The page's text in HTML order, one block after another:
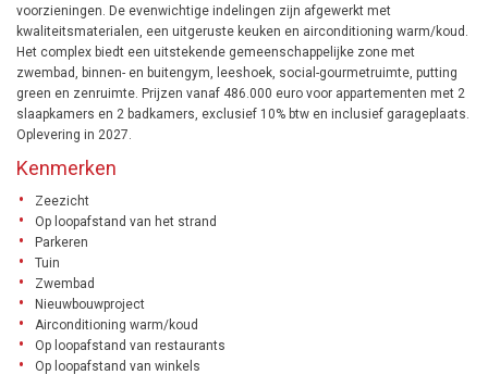
voorzieningen. De evenwichtige indelingen zijn afgewerkt met
kwaliteitsmaterialen, een uitgeruste keuken en airconditioning warm/koud.
Het complex biedt een uitstekende gemeenschappelijke zone met
zwembad, binnen- en buitengym, leeshoek, social-gourmetruimte, putting
green en zenruimte. Prijzen vanaf 486.000 euro voor appartementen met 2
slaapkamers en 2 badkamers, exclusief 10% btw en inclusief garageplaats.
Oplevering in 2027.
Kenmerken
Zeezicht
Op loopafstand van het strand
Parkeren
Tuin
Zwembad
Nieuwbouwproject
Airconditioning warm/koud
Op loopafstand van restaurants
Op loopafstand van winkels